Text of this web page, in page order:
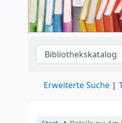
Erweiterte Suche